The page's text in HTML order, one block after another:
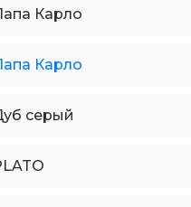
Карло
Карло
серый